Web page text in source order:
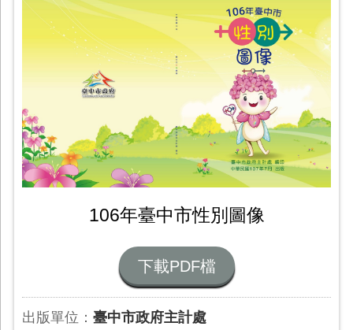
106年臺中市性別圖像
下載PDF檔
出版單位： 臺中市政府主計處